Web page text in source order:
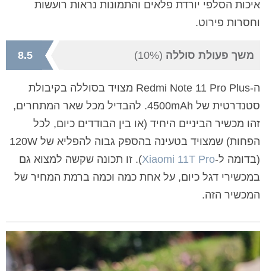
סטנדרטית של 4500mAh. להבדיל מכל שאר המתחרים,
זהו מכשיר הביניים היחיד (או בין הבודדים כיום, לכל
(בדומה ל- Xiaomi 11T Pro). זו תכונה שקשה למצוא גם
במכשירי דגל כיום, על אחת כמה וכמה ברמת המחיר של
המכשיר הזה.